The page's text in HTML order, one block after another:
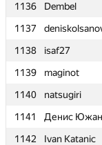
1136
Dembel
1137
1138
isaf27
1139
maginot
1140
natsugiri
1141
Денис
1142
Ivan Katanic
1136
Dembel
1137
1138
isaf27
1139
maginot
1140
natsugiri
1141
Денис
1142
Ivan Katanic